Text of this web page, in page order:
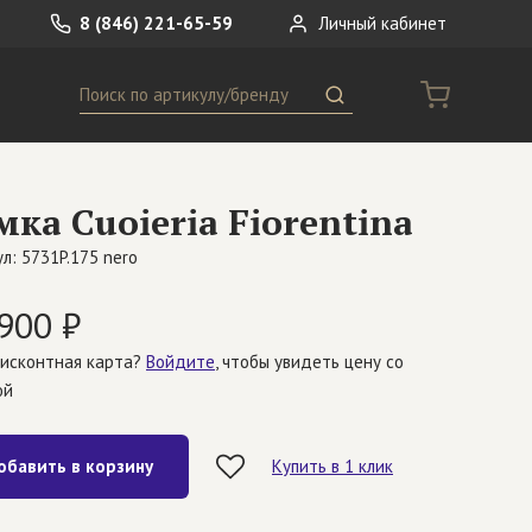
8 (846) 221-65-59 Личный кабинет
Другое
Поиск
Cuoieria Fiorentina
5731P.175 nero
₽
карта? Войдите , чтобы увидеть цену со
в корзину Купить в 1 клик